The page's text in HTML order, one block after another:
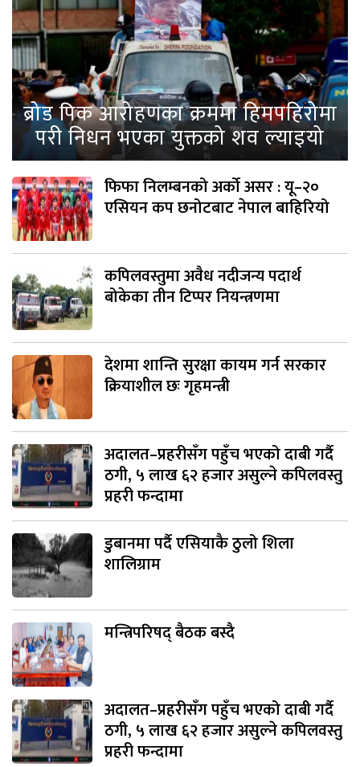
ब्रोड पिक आरोहणका क्रममा हिमपहिरोमा
परी निधन भएका युक्तको शव ल्याइयो
फिफा निलम्बनको अर्को असर : यू–२०
एसियन कप छनोटबाट नेपाल बाहिरियो
कपिलवस्तुमा अवैध नदीजन्य पदार्थ
बोकेका तीन टिप्पर नियन्त्रणमा
देशमा शान्ति सुरक्षा कायम गर्न सरकार
क्रियाशील छः गृहमन्त्री
अदालत–प्रहरीसँग पहुँच भएको दाबी गर्दै
ठगी, ५ लाख ६२ हजार असुल्ने कपिलवस्तु
प्रहरी फन्दामा
डुबानमा पर्दै एसियाकै ठुलो शिला
शालिग्राम
मन्त्रिपरिषद् बैठक बस्दै
अदालत–प्रहरीसँग पहुँच भएको दाबी गर्दै
ठगी, ५ लाख ६२ हजार असुल्ने कपिलवस्तु
प्रहरी फन्दामा